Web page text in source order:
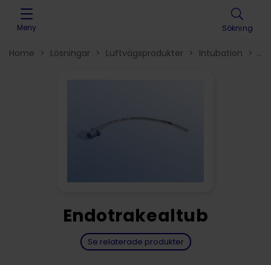
Skip to content
Meny Sökning
Home > Lösningar > Luftvägsprodukter > Intubation >
Endotrakealtub
Se relaterade produkter